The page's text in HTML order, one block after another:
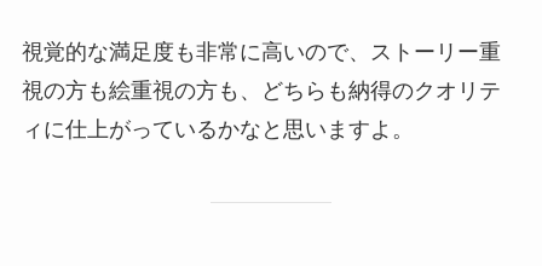
視覚的な満足度も非常に高いので、ストーリー重
視の方も絵重視の方も、どちらも納得のクオリテ
ィに仕上がっているかなと思いますよ。